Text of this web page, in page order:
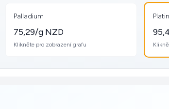
Palladium
75,29/g NZD
Klikněte pro zobrazení grafu